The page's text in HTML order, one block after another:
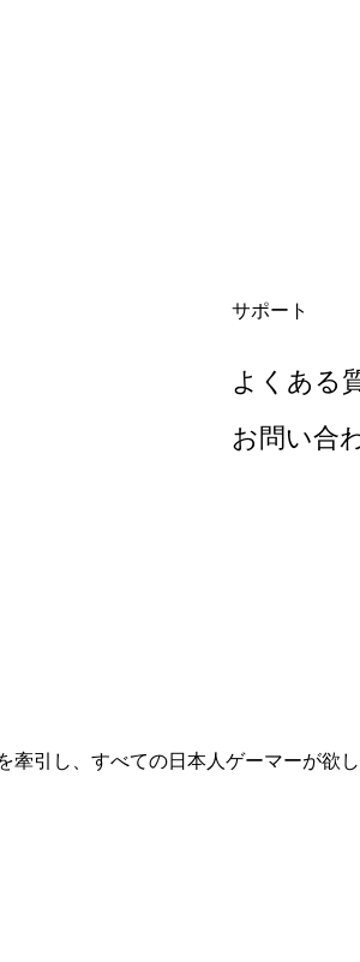
サポート
よくある
お問い合
牽引し、すべての日本人ゲーマーが欲